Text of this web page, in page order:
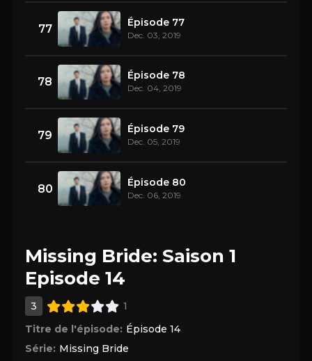
77 Épisode 77
Dec. 03, 2019
78 Épisode 78
Dec. 04, 2019
79 Épisode 79
Dec. 05, 2019
80 Épisode 80
Dec. 06, 2019
Missing Bride: Saison 1
Episode 14
3
1
Titre de l'épisode: Épisode 14
Série: Missing Bride